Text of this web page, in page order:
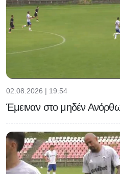
02.08.2026 | 19:54
Έμειναν στο μηδέν